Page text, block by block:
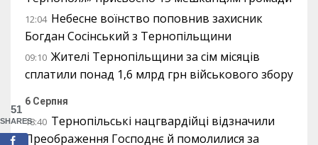
12:04 Небесне воїнство поповнив захисник
Богдан Сосінський з Тернопільщини
09:10 Жителі Тернопільщини за сім місяців
сплатили понад 1,6 млрд грн військового збору
6 Серпня
18:40 Тернопільські нацгвардійці відзначили
Преображення Господнє й помолилися за
51
SHARES